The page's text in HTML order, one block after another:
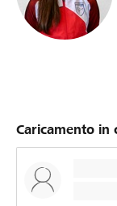
Caricamento in